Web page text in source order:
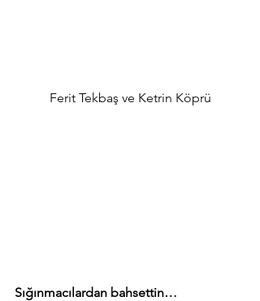
Ferit Tekbaş ve Ketrin Köprü
Sığınmacılardan bahsettin…